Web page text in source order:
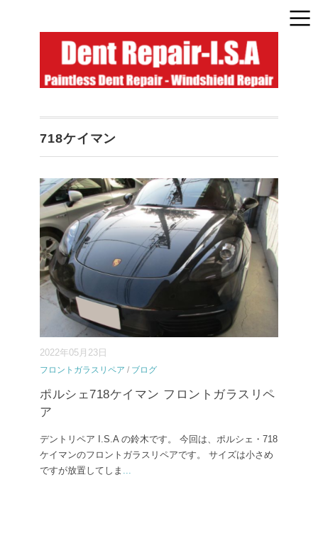
718ケイマン
2022年05月23日
フロントガラスリペア / ブログ
ポルシェ718ケイマン フロントガラスリペ
ア
デントリペア I.S.A の鈴木です。 今回は、ポルシェ・718
ケイマンのフロントガラスリペアです。 サイズは小さめ
ですが放置してしま ...